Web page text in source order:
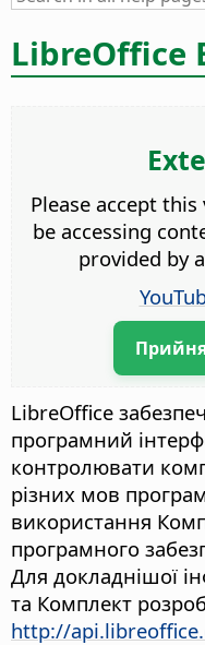
LibreOffice
Please accept
be accessing
provided by
LibreOffice
програмний
контролювати
різних мов
використання
програмного
Для докладнішої
та Комплект
http://